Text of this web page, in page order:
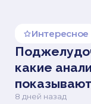
Интересное
какие
8 дней назад